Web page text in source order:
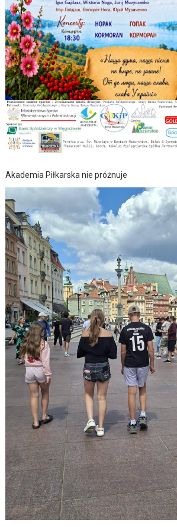
Akademia Piłkarska nie próżnuje